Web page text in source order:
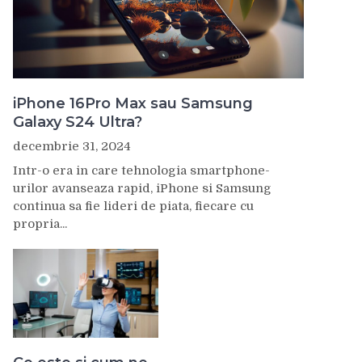
iPhone 16Pro Max sau Samsung
Galaxy S24 Ultra?
decembrie 31, 2024
Intr-o era in care tehnologia smartphone-
urilor avanseaza rapid, iPhone si Samsung
continua sa fie lideri de piata, fiecare cu
propria...